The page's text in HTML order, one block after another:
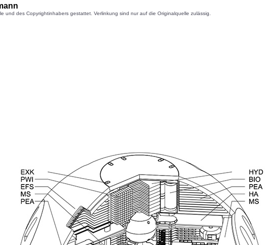
des Copyrightinhabers gestattet. Verlinkung sind nur auf die Originalquelle zulässig.